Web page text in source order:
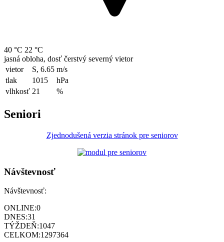
40 °C 22 °C
jasná obloha, dosť čerstvý severný vietor
vietor
S, 6.65 m/s
tlak
1015
hPa
vlhkosť 21 %
Seniori
Zjednodušená verzia stránok pre seniorov
Návštevnosť
Návštevnosť:
ONLINE:0
DNES:31
TÝŽDEŇ:1047
CELKOM:1297364